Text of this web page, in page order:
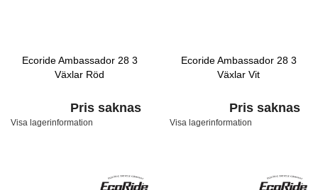
Ecoride Ambassador 28 3
Växlar Röd
Pris saknas
Visa lagerinformation
Ecoride Ambassador 28 3
Växlar Vit
Pris saknas
Visa lagerinformation